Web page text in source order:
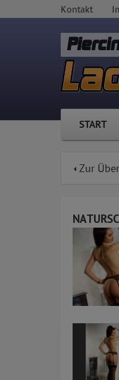
Kontakt
START
Zur